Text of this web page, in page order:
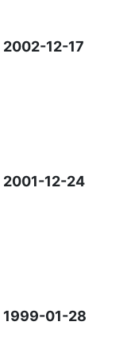
2002-12-17
2001-12-24
1999-01-28